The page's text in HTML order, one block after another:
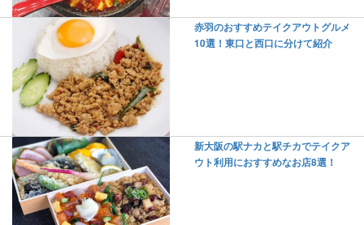
赤羽のおすすめテイクアウトグルメ
10選！東口と西口に分けて紹介
新大阪の駅ナカと駅チカでテイクア
ウト利用におすすめなお店8選！